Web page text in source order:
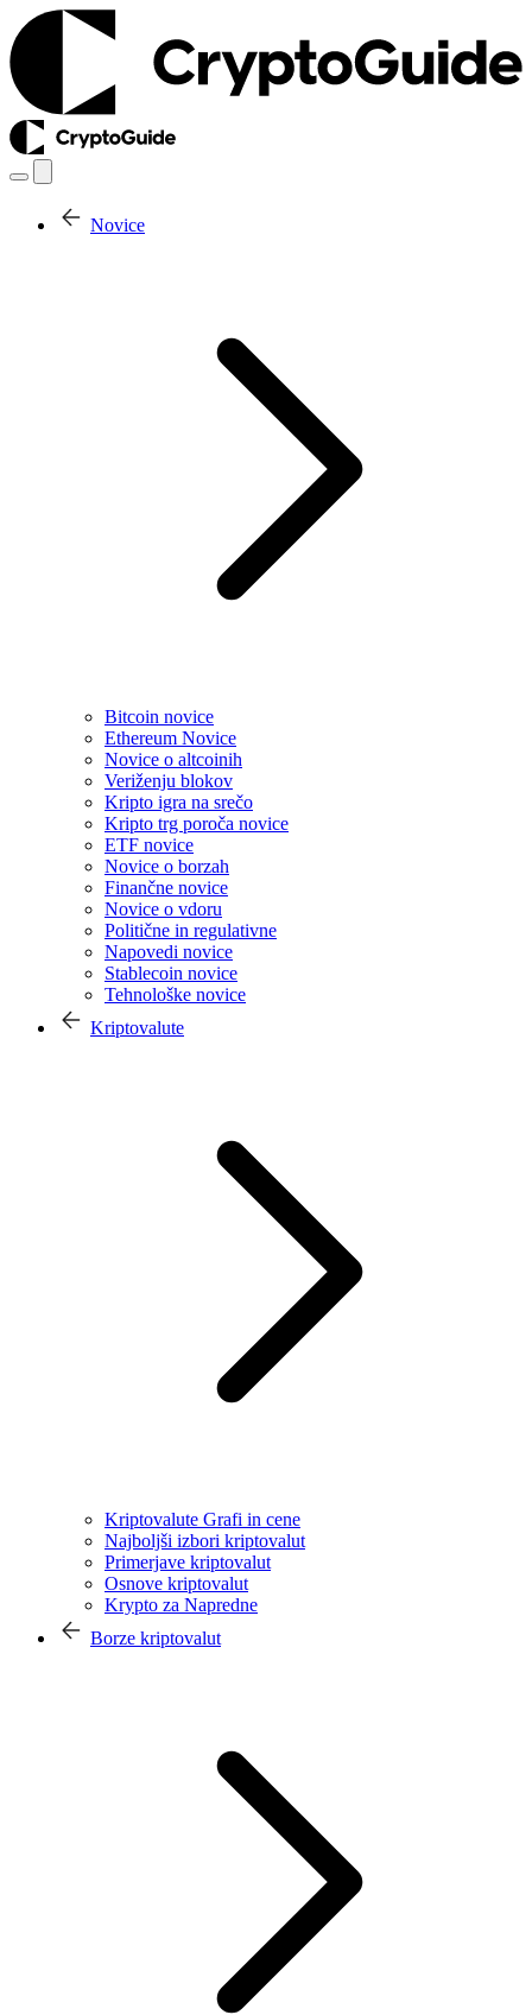
Novice
Bitcoin novice
Ethereum Novice
Novice o altcoinih
Veriženju blokov
Kripto igra na srečo
Kripto trg poroča novice
ETF novice
Novice o borzah
Finančne novice
Novice o vdoru
Politične in regulativne
Napovedi novice
Stablecoin novice
Tehnološke novice
Kriptovalute
Kriptovalute Grafi in cene
Najboljši izbori kriptovalut
Primerjave kriptovalut
Osnove kriptovalut
Krypto za Napredne
Borze kriptovalut